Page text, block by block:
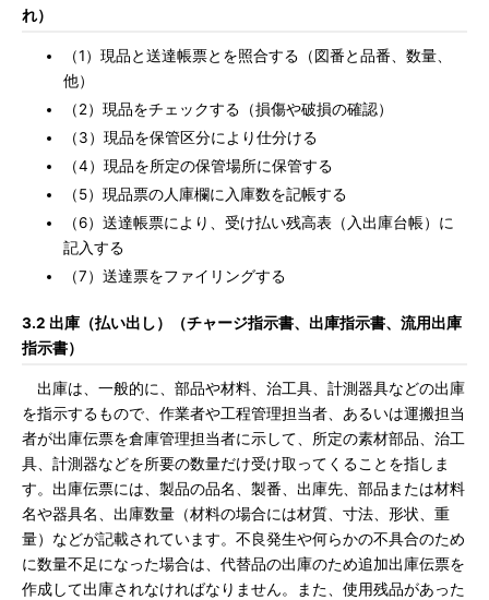
れ）
（1）現品と送達帳票とを照合する（図番と品番、数量、
他）
（2）現品をチェックする（損傷や破損の確認）
（3）現品を保管区分により仕分ける
（4）現品を所定の保管場所に保管する
（5）現品票の人庫欄に入庫数を記帳する
（6）送達帳票により、受け払い残高表（入出庫台帳）に
記入する
（7）送達票をファイリングする
3.2 出庫（払い出し）（チャージ指示書、出庫指示書、流用出庫
指示書）
出庫は、一般的に、部品や材料、治工具、計測器具などの出庫
を指示するもので、作業者や工程管理担当者、あるいは運搬担当
者が出庫伝票を倉庫管理担当者に示して、所定の素材部品、治工
具、計測器などを所要の数量だけ受け取ってくることを指しま
す。出庫伝票には、製品の品名、製番、出庫先、部品または材料
名や器具名、出庫数量（材料の場合には材質、寸法、形状、重
量）などが記載されています。不良発生や何らかの不具合のため
に数量不足になった場合は、代替品の出庫のため追加出庫伝票を
作成して出庫されなければなりません。また、使用残品があった